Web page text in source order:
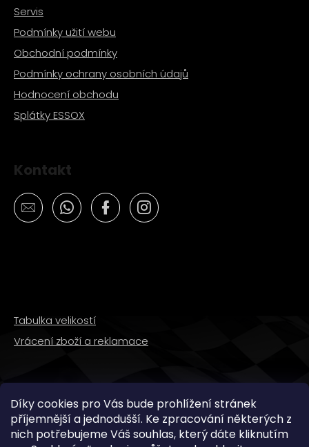
Díky cookies pro Vás bude prohlížení stránek
příjemnější a jednodušší. Ke zpracování některých z
nich potřebujeme Váš souhlas, který dáte kliknutím
Servis
Podmínky užití webu
Obchodní podmínky
Podmínky ochrany osobních údajů
Hodnocení obchodu
Splátky ESSOX
Kontakt
Tabulka velikostí
Vrácení zboží a reklamace
SLEDUJTE NÁS